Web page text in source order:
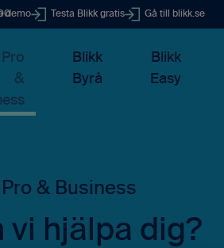
demo Testa Blikk gratis Gå till blikk.se
Pro
&
Blikk
Byrå
Blikk
Easy
vi hjälpa dig?